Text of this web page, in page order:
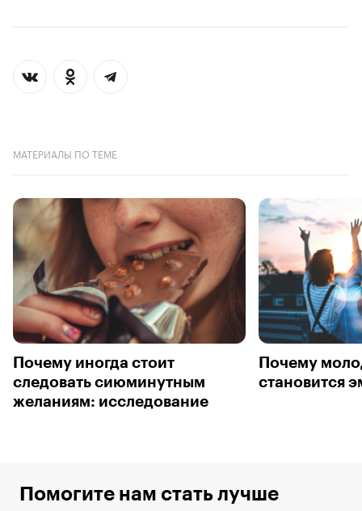
МАТЕРИАЛЫ ПО ТЕМЕ
Почему иногда стоит
следовать сиюминутным
желаниям: исследование
Почему
становится
Помогите нам стать лучше